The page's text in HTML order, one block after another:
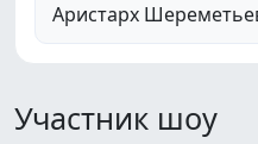
Аристарх
Участник шоу